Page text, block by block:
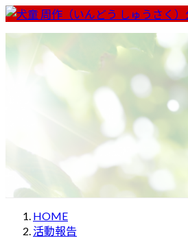
コ
ン
ン
ナ
ビ
ー
プロフィール
いんどう周作チャンネル
Indo
活動報告Activity Report
HOME
活動報告